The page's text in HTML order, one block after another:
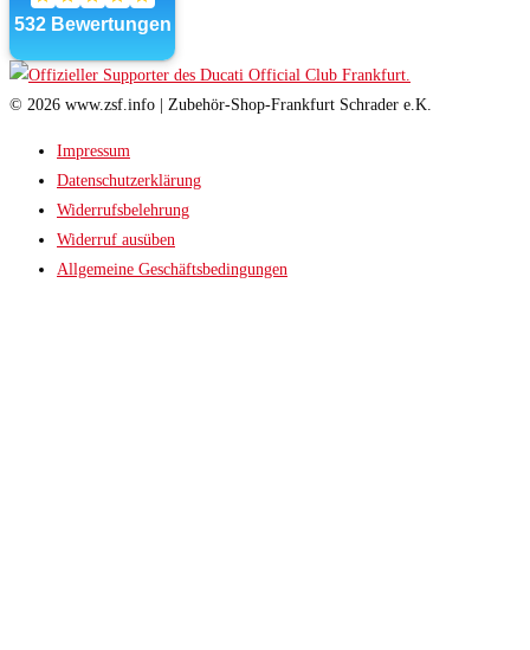
© 2026 www.zsf.info | Zubehör-Shop-Frankfurt Schrader e.K.
Impressum
Datenschutzerklärung
Widerrufsbelehrung
Widerruf ausüben
Allgemeine Geschäftsbedingungen